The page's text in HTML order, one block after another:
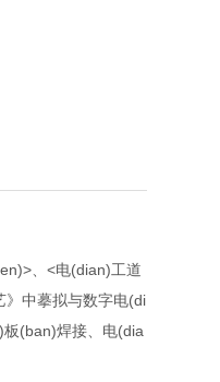
、<电(dian)工道
中摹拟与数字电(di
(ban)焊接、电(dia